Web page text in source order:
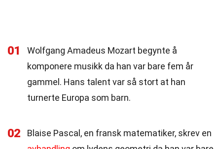
01
Wolfgang Amadeus Mozart begynte å
komponere musikk da han var bare fem år
gammel. Hans talent var så stort at han
turnerte Europa som barn.
02
Blaise Pascal, en fransk matematiker, skrev en